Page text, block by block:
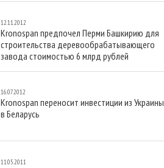
12.11.2012
Kronospan предпочел Перми Башкирию для
строительства деревообрабатывающего
завода стоимостью 6 млрд рублей
16.07.2012
Kronospan переносит инвестиции из Украины
в Беларусь
11.05.2011